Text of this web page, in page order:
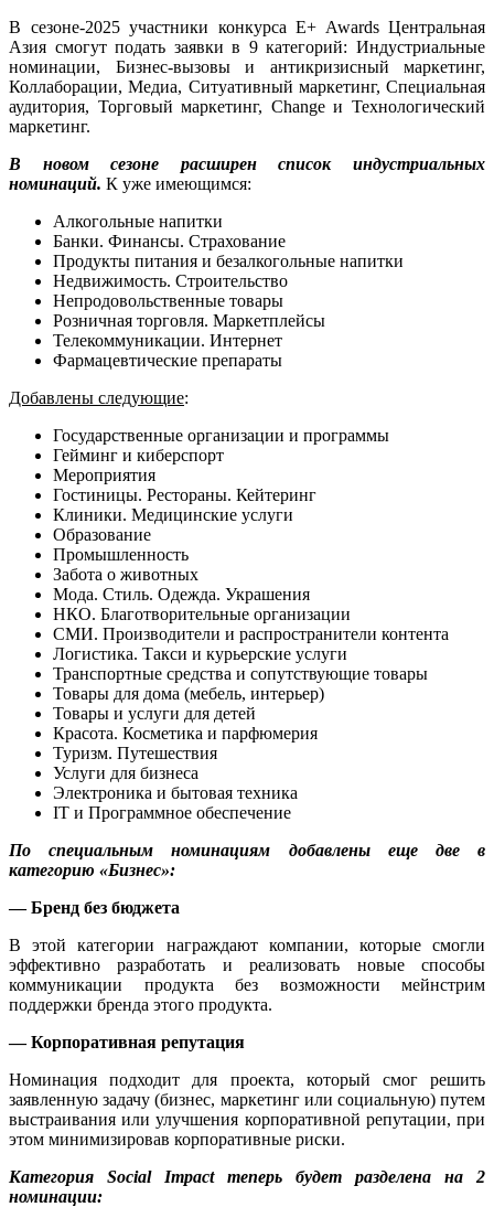
В сезоне-2025 участники конкурса E+ Awards Центральная
Азия смогут подать заявки в 9 категорий: Индустриальные
номинации, Бизнес-вызовы и антикризисный маркетинг,
Коллаборации, Медиа, Ситуативный маркетинг, Специальная
аудитория, Торговый маркетинг, Change и Технологический
маркетинг.
В новом сезоне расширен список индустриальных
номинаций. К уже имеющимся:
Алкогольные напитки
Банки. Финансы. Страхование
Продукты питания и безалкогольные напитки
Недвижимость. Строительство
Непродовольственные товары
Розничная торговля. Маркетплейсы
Телекоммуникации. Интернет
Фармацевтические препараты
Добавлены следующие:
Государственные организации и программы
Гейминг и киберспорт
Мероприятия
Гостиницы. Рестораны. Кейтеринг
Клиники. Медицинские услуги
Образование
Промышленность
Забота о животных
Мода. Стиль. Одежда. Украшения
НКО. Благотворительные организации
СМИ. Производители и распространители контента
Логистика. Такси и курьерские услуги
Транспортные средства и сопутствующие товары
Товары для дома (мебель, интерьер)
Товары и услуги для детей
Красота. Косметика и парфюмерия
Туризм. Путешествия
Услуги для бизнеса
Электроника и бытовая техника
IT и Программное обеспечение
По специальным номинациям добавлены еще две в
категорию «Бизнес»:
— Бренд без бюджета
В этой категории награждают компании, которые смогли
эффективно разработать и реализовать новые способы
коммуникации продукта без возможности мейнстрим
поддержки бренда этого продукта.
— Корпоративная репутация
Номинация подходит для проекта, который смог решить
заявленную задачу (бизнес, маркетинг или социальную) путем
выстраивания или улучшения корпоративной репутации, при
этом минимизировав корпоративные риски.
Категория Social Impact теперь будет разделена на 2
номинации: